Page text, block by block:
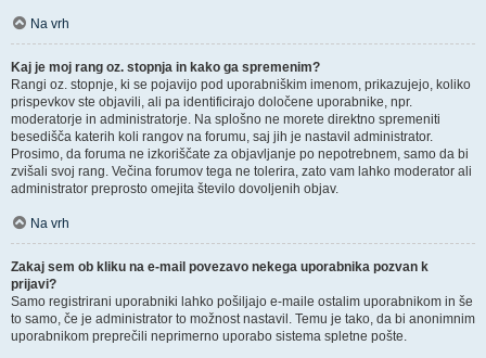
Na vrh
Kaj je moj rang oz. stopnja in kako ga spremenim?
Rangi oz. stopnje, ki se pojavijo pod uporabniškim imenom, prikazujejo, koliko
prispevkov ste objavili, ali pa identificirajo določene uporabnike, npr.
moderatorje in administratorje. Na splošno ne morete direktno spremeniti
besedišča katerih koli rangov na forumu, saj jih je nastavil administrator.
Prosimo, da foruma ne izkoriščate za objavljanje po nepotrebnem, samo da bi
zvišali svoj rang. Večina forumov tega ne tolerira, zato vam lahko moderator ali
administrator preprosto omejita število dovoljenih objav.
Na vrh
Zakaj sem ob kliku na e-mail povezavo nekega uporabnika pozvan k
prijavi?
Samo registrirani uporabniki lahko pošiljajo e-maile ostalim uporabnikom in še
to samo, če je administrator to možnost nastavil. Temu je tako, da bi anonimnim
uporabnikom preprečili neprimerno uporabo sistema spletne pošte.